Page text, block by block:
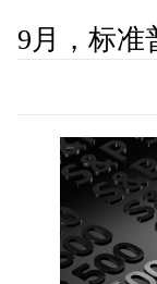
9月，标准